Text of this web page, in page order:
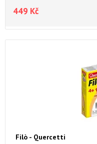
449 Kč
Filò - Quercetti